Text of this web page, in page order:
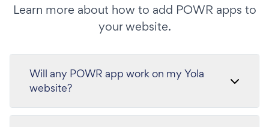
Learn more about how to add POWR apps to
your website.
Will any POWR app work on my Yola
website?